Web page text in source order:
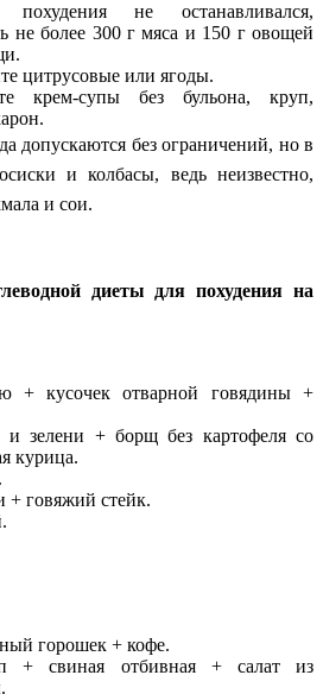
не останавливался,
не более 300 г мяса и 150 г овощей
цитрусовые или ягоды.
крем-супы без бульона, круп,
допускаются без ограничений, но в
и колбасы, ведь неизвестно,
и сои.
диеты для похудения на
+ кусочек отварной говядины +
и зелени + борщ без картофеля со
курица.
+ говяжий стейк.
горошек + кофе.
+ свиная отбивная + салат из